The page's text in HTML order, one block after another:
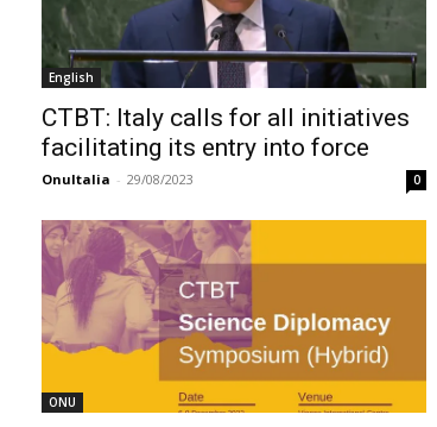
English
CTBT: Italy calls for all initiatives
facilitating its entry into force
OnuItalia - 29/08/2023 0
ONU